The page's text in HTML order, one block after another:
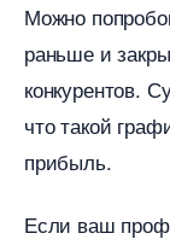
Можно
раньше и
конкурентов.
что такой
прибыль.
Если ваш